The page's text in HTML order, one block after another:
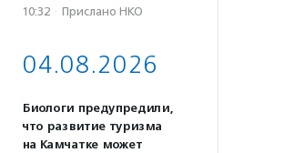
10:32 · Прислано НКО
04.08.2026
Биологи предупредили,
что развитие туризма
на Камчатке может